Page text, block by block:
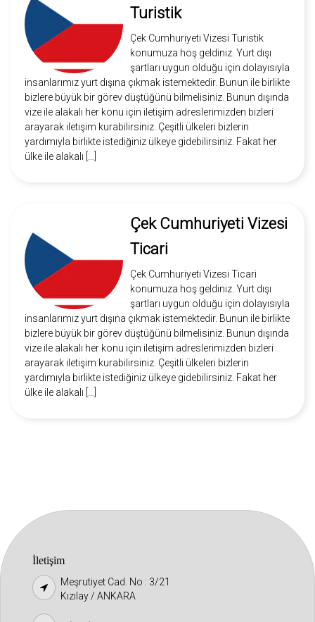
Turistik
Çek Cumhuriyeti Vizesi Turistik
konumuza hoş geldiniz. Yurt dışı
şartları uygun olduğu için dolayısıyla
insanlarımız yurt dışına çıkmak istemektedir. Bunun ile birlikte
bizlere büyük bir görev düştüğünü bilmelisiniz. Bunun dışında
vize ile alakalı her konu için iletişim adreslerimizden bizleri
arayarak iletişim kurabilirsiniz. Çeşitli ülkeleri bizlerin
yardımıyla birlikte istediğiniz ülkeye gidebilirsiniz. Fakat her
ülke ile alakalı […]
Çek Cumhuriyeti Vizesi
Ticari
Çek Cumhuriyeti Vizesi Ticari
konumuza hoş geldiniz. Yurt dışı
şartları uygun olduğu için dolayısıyla
insanlarımız yurt dışına çıkmak istemektedir. Bunun ile birlikte
bizlere büyük bir görev düştüğünü bilmelisiniz. Bunun dışında
vize ile alakalı her konu için iletişim adreslerimizden bizleri
arayarak iletişim kurabilirsiniz. Çeşitli ülkeleri bizlerin
yardımıyla birlikte istediğiniz ülkeye gidebilirsiniz. Fakat her
ülke ile alakalı […]
İletişim
Meşrutiyet Cad. No : 3/21
Kızılay / ANKARA